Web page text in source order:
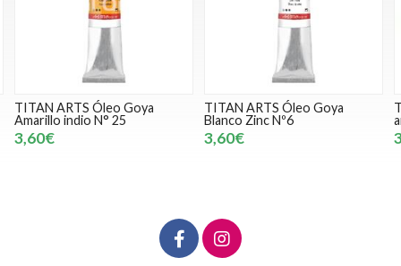
TITAN ARTS Óleo Goya
Blanco Zinc Nº6
3,60€
TITAN ARTS Óleo Goya Ocre
amarillo N° 88
3,60€